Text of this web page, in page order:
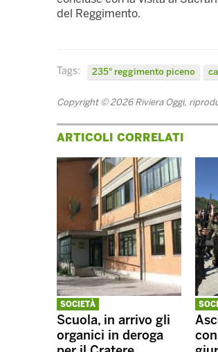
del Reggimento.
Tags: 235° reggimento piceno
Copyright © 2026 Riviera Oggi,
ARTICOLI CORRELATI
SOCIETÀ
Scuola, in arrivo gli
organici in deroga